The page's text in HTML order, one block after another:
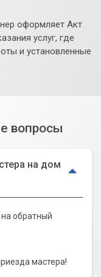
оформляет Акт
услуг, где
и установленные
вопросы
на дом
на обратный
мастера!